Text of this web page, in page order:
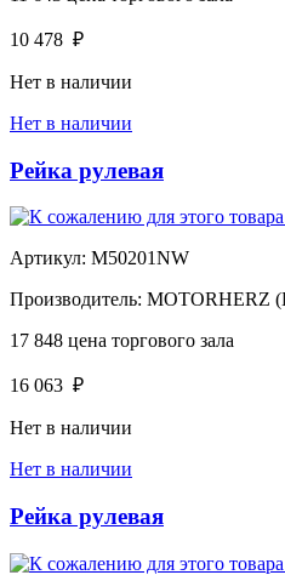
10 478 ₽
Нет в наличии
Нет в наличии
Рейка рулевая
Артикул: M50201NW
Производитель:
17 848 цена торгового зала
16 063 ₽
Нет в наличии
Нет в наличии
Рейка рулевая